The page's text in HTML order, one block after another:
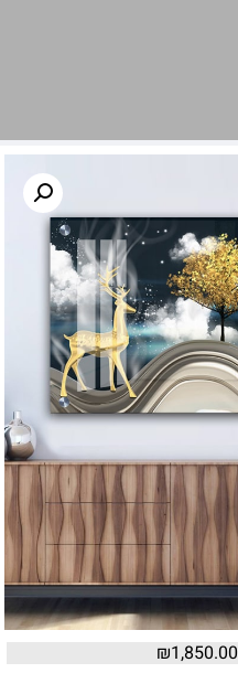
₪1,850.00